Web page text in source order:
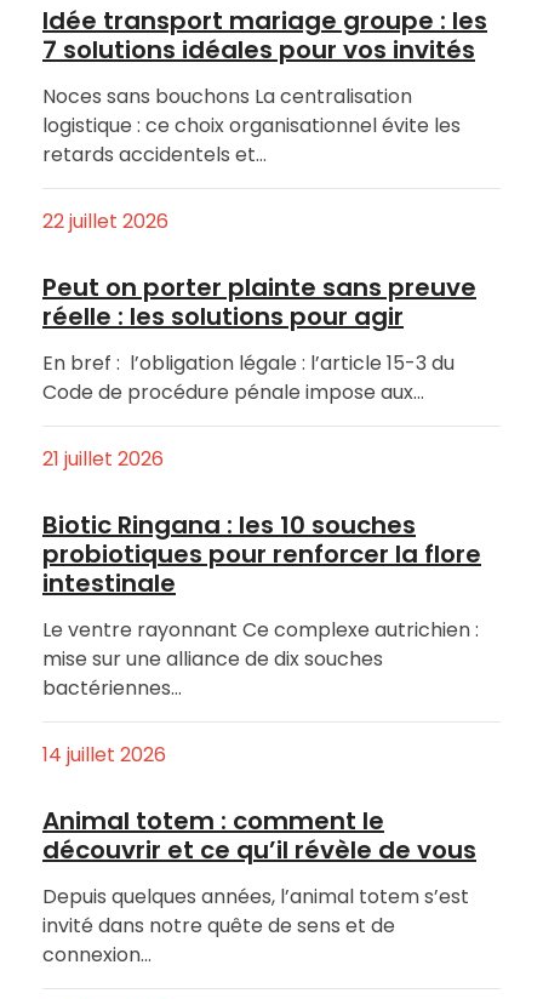
Idée transport mariage groupe : les
7 solutions idéales pour vos invités
Noces sans bouchons La centralisation
logistique : ce choix organisationnel évite les
retards accidentels et…
22 juillet 2026
Peut on porter plainte sans preuve
réelle : les solutions pour agir
En bref : l’obligation légale : l’article 15-3 du
Code de procédure pénale impose aux…
21 juillet 2026
Biotic Ringana : les 10 souches
probiotiques pour renforcer la flore
intestinale
Le ventre rayonnant Ce complexe autrichien :
mise sur une alliance de dix souches
bactériennes…
14 juillet 2026
Animal totem : comment le
découvrir et ce qu’il révèle de vous
Depuis quelques années, l’animal totem s’est
invité dans notre quête de sens et de
connexion…